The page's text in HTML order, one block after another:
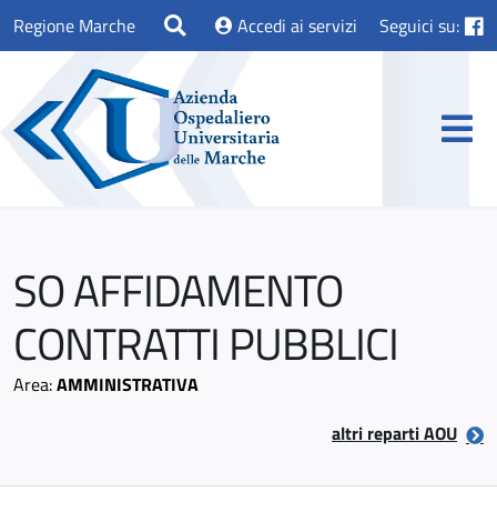
Regione Marche Accedi ai servizi Seguici su:
SO AFFIDAMENTO
CONTRATTI PUBBLICI
Area:AMMINISTRATIVA
altri reparti AOU